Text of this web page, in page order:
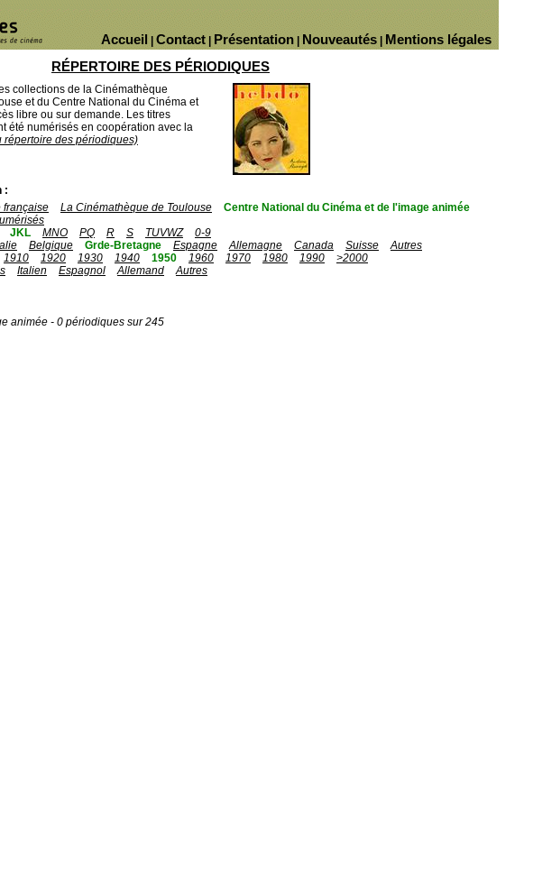
Mentions légales
Nouveautés
Présentation
Contact
Accueil
RÉPERTOIRE DES PÉRIODIQUES
collections de la Cinémathèque
et du Centre National du Cinéma et
libre ou sur demande. Les titres
été numérisés en coopération avec la
des périodiques)
:
française La Cinémathèque de Toulouse
Centre National du Cinéma et de l'image animée
JKL MNO PQ R S TUVWZ
0-9
Belgique Grde-Bretagne Espagne Allemagne Canada Suisse
Autres
1910 1920 1930 1940 1950 1960 1970 1980 1990
>2000
Italien Espagnol Allemand
Autres
animée - 0 périodiques sur 245